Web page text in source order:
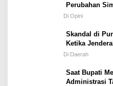
Perubahan
Masyarakat
Di Opini
Skandal di
Di Daerah
Saat Bupati
Administrasi